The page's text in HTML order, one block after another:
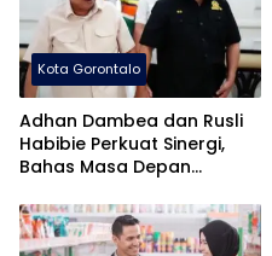
Kota Gorontalo
Adhan Dambea dan Rusli
Habibie Perkuat Sinergi,
Bahas Masa Depan